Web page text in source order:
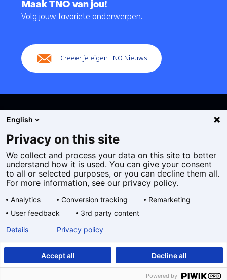
navigatie
Maak TNO van jou!
Volg jouw favoriete onderwerpen.
Creëer je eigen TNO Nieuws
Cookies
Privacy statement
Toegankelijkheid
Algemene voorwaarden
taal:
English
Privacy on this site
We collect and process your data on this site to better
understand how it is used. You can give your consent
to all or selected purposes, or you can decline them all.
For more information, see our privacy policy.
Analytics Conversion tracking
Remarketing
User feedback
3rd party content
Accept all Decline all
Details Privacy policy
Powered by